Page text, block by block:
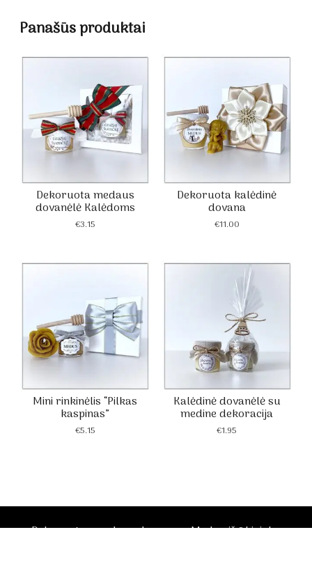
Panašūs produktai
Dekoruota medaus
dovanėlė Kalėdoms
€3.15
Dekoruota kalėdinė
dovana
€11.00
Mini rinkinėlis “Pilkas
kaspinas”
€5.15
Kalėdinė dovanėlė su
medine dekoracija
€1.95
Dekoruotos medaus dovanos - Medus iš ūkininko